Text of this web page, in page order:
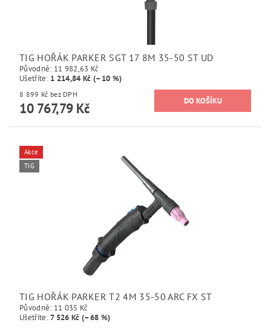
TIG HOŘÁK PARKER SGT 17 8M 35-50 ST UD
Původně: 11 982,63 Kč
Ušetříte: 1 214,84 Kč (–10 %)
8 899 Kč bez DPH
10 767,79 Kč
Akce
TIG
TIG HOŘÁK PARKER T2 4M 35-50 ARC FX ST
Původně: 11 035 Kč
Ušetříte:7 526 Kč (–68 %)